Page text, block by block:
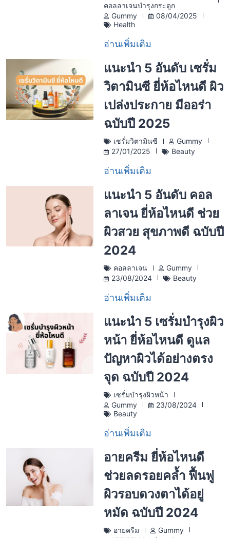
คอลลาเจนบำรุงกระดูก
Gummy
08/04/2025
Health
อ่านเพิ่มเติม
แนะนำ 5 อันดับ เซรั่ม
วิตามินซี ยี่ห้อไหนดี ผิว
เปล่งประกาย มีออร่า
ฉบับปี 2025
เซรั่มวิตามินซี
Gummy
27/01/2025
Beauty
อ่านเพิ่มเติม
แนะนำ 5 อันดับ คอล
ลาเจน ยี่ห้อไหนดี ช่วย
ผิวสวย สุขภาพดี ฉบับปี
2024
คอลลาเจน
Gummy
23/08/2024
Beauty
อ่านเพิ่มเติม
แนะนำ 5 เซรั่มบำรุงผิว
หน้า ยี่ห้อไหนดี ดูแล
ปัญหาผิวได้อย่างตรง
จุด ฉบับปี 2024
เซรั่มบำรุงผิวหน้า
Gummy
23/08/2024
Beauty
อ่านเพิ่มเติม
อายครีม ยี่ห้อไหนดี
ช่วยลดรอยคล้ำ ฟื้นฟู
ผิวรอบดวงตาได้อยู่
หมัด ฉบับปี 2024
อายครีม
Gummy